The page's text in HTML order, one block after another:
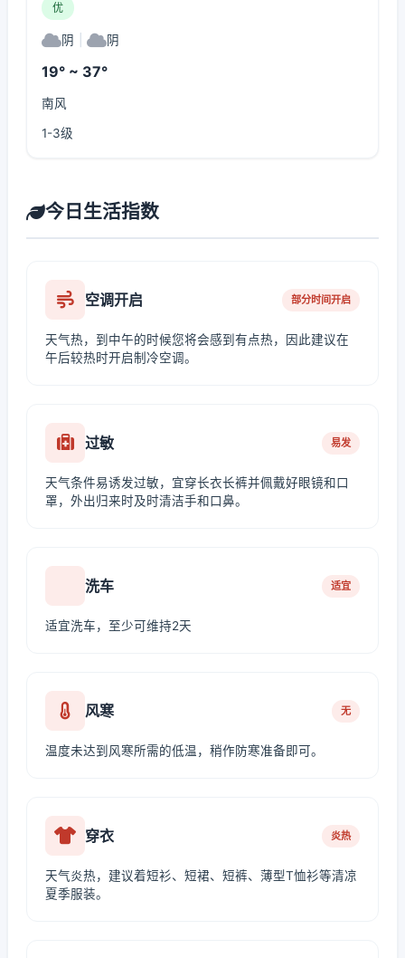
优
阴 阴
19° ~ 37°
南风
1-3级
今日生活指数
空调开启 部分时间开启
天气热，到中午的时候您将会感到有点热，因此建议在
午后较热时开启制冷空调。
过敏 易发
天气条件易诱发过敏，宜穿长衣长裤并佩戴好眼镜和口
罩，外出归来时及时清洁手和口鼻。
洗车 适宜
适宜洗车，至少可维持2天
风寒 无
温度未达到风寒所需的低温，稍作防寒准备即可。
穿衣 炎热
天气炎热，建议着短衫、短裙、短裤、薄型T恤衫等清凉
夏季服装。